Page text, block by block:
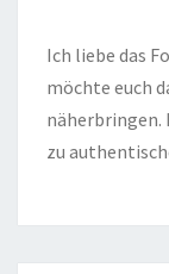
Ich liebe das
möchte euch
näherbringen.
zu